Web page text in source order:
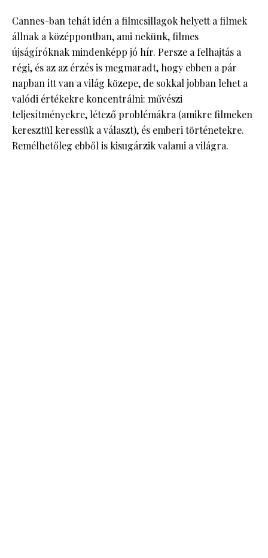
Cannes-ban tehát idén a filmcsillagok helyett a filmek
állnak a középpontban, ami nekünk, filmes
újságíróknak mindenképp jó hír. Persze a felhajtás a
régi, és az az érzés is megmaradt, hogy ebben a pár
napban itt van a világ közepe, de sokkal jobban lehet a
valódi értékekre koncentrálni: művészi
teljesítményekre, létező problémákra (amikre filmeken
keresztül keressük a választ), és emberi történetekre.
Remélhetőleg ebből is kisugárzik valami a világra.